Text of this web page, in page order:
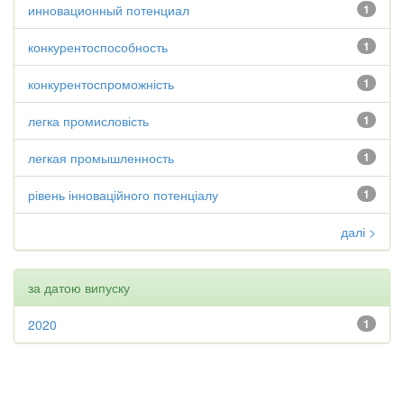
1
инновационный потенциал
1
конкурентоспособность
1
конкурентоспроможність
1
легка промисловість
1
легкая промышленность
1
рівень інноваційного потенціалу
далі >
за датою випуску
1
2020